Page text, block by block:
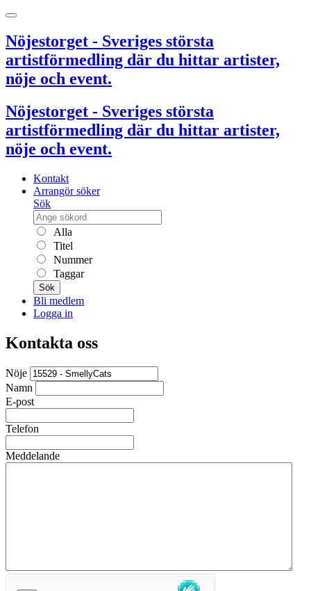
Nöjestorget - Sveriges största
artistförmedling där du hittar artister,
nöje och event.
Nöjestorget - Sveriges största
artistförmedling där du hittar artister,
nöje och event.
Kontakt
Arrangör söker
Sök
Alla
Titel
Nummer
Taggar
Sök
Bli medlem
Logga in
Kontakta oss
Nöje
Namn
E-post
Telefon
Meddelande